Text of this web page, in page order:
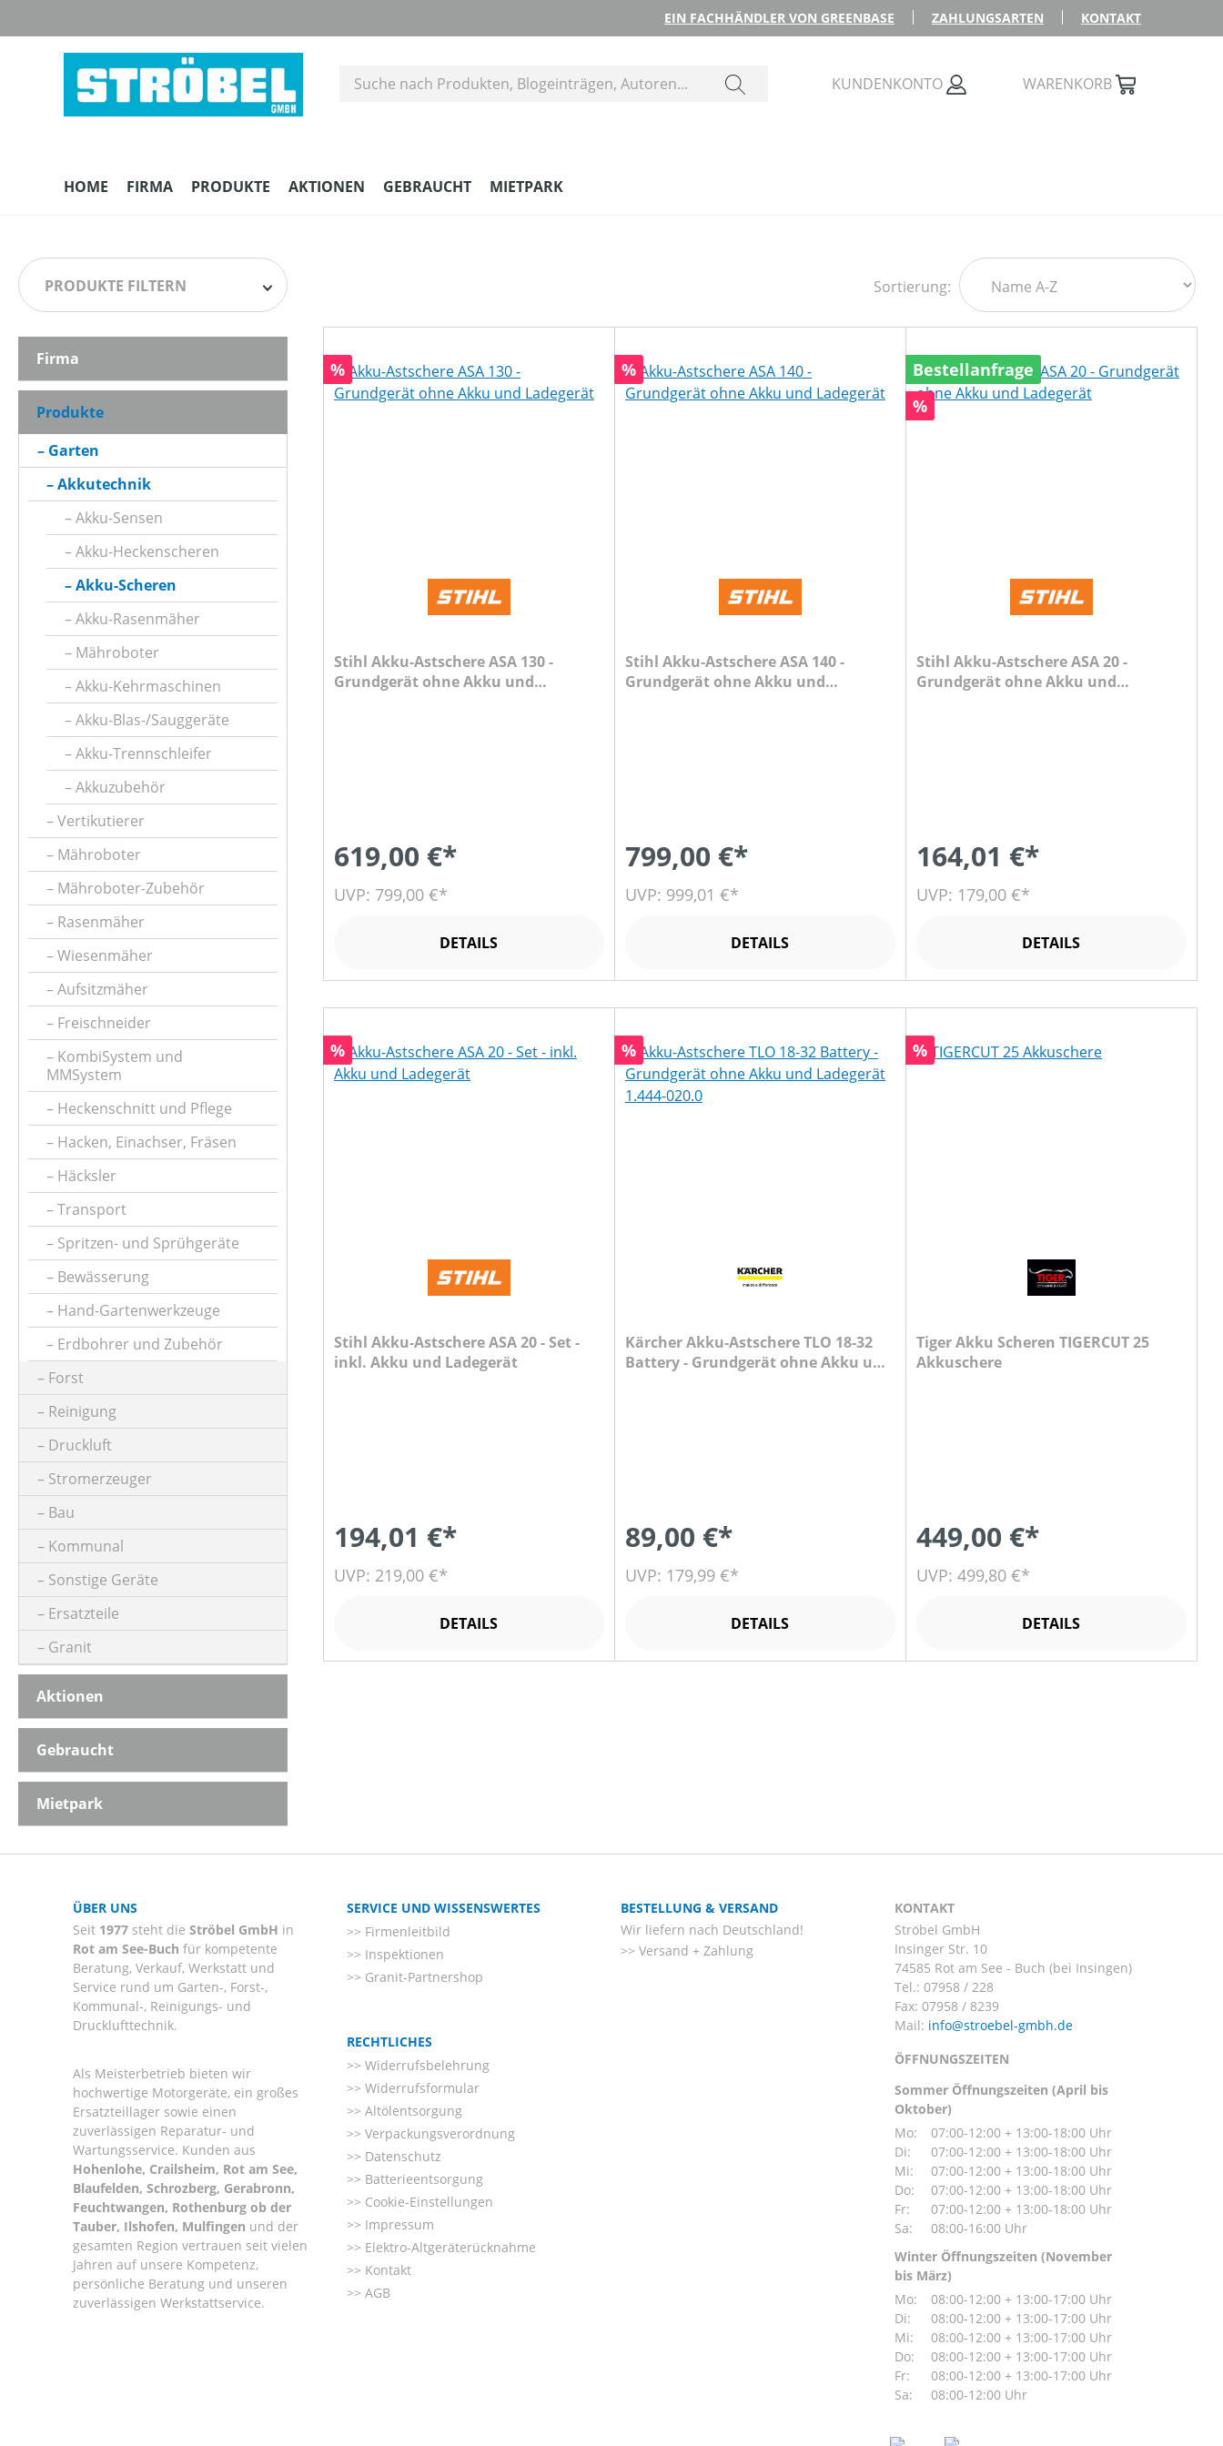
EIN FACHHÄNDLER VON GREENBASE ZAHLUNGSARTEN KONTAKT
KUNDENKONTO WARENKORB
HOME FIRMA PRODUKTE AKTIONEN GEBRAUCHT MIETPARK
PRODUKTE FILTERN
HERSTELLER
BETRIEBSART
KLASSIFIZIERUNG
NENNSPANNUNG (IN V)
PRODUKTTYP
SCHALLDRUCKPEGEL AM OHR (IN DB(A))
SCHALLLEISTUNGSPEGEL (IN DB(A))
PREIS
Firma
Produkte
Garten
Akkutechnik
Akku-Sensen
Akku-Heckenscheren
Akku-Scheren
Akku-Rasenmäher
Mähroboter
Akku-Kehrmaschinen
Akku-Blas-/Sauggeräte
Akku-Trennschleifer
Akkuzubehör
Vertikutierer
Mähroboter
Mähroboter-Zubehör
Rasenmäher
Wiesenmäher
Aufsitzmäher
Freischneider
KombiSystem und
MMSystem
Heckenschnitt und Pflege
Hacken, Einachser, Fräsen
Häcksler
Transport
Spritzen- und Sprühgeräte
Bewässerung
Hand-Gartenwerkzeuge
Erdbohrer und Zubehör
Forst
Reinigung
Druckluft
Stromerzeuger
Bau
Kommunal
Sonstige Geräte
Ersatzteile
Granit
Aktionen
Gebraucht
Mietpark
Sortierung:
Rabatt
%
Stihl Akku-Astschere ASA 130 -
Grundgerät ohne Akku und
619,00 €*
UVP: 799,00 €*
DETAILS
Rabatt
%
Stihl Akku-Astschere ASA 140 -
Grundgerät ohne Akku und
799,00 €*
UVP: 999,01 €*
DETAILS
Bestellanfrage
Rabatt
%
Stihl Akku-Astschere ASA 20 -
Grundgerät ohne Akku und
164,01 €*
UVP: 179,00 €*
DETAILS
Rabatt
%
Stihl Akku-Astschere ASA 20 - Set -
inkl. Akku und Ladegerät
194,01 €*
UVP: 219,00 €*
DETAILS
Rabatt
%
Kärcher Akku-Astschere TLO 18-32
Battery - Grundgerät ohne Akku und
89,00 €*
UVP: 179,99 €*
DETAILS
Rabatt
%
Tiger Akku Scheren TIGERCUT 25
Akkuschere
449,00 €*
UVP: 499,80 €*
DETAILS
ÜBER UNS
Seit 1977 steht die Ströbel GmbH in
Rot am See-Buch für kompetente
Beratung, Verkauf, Werkstatt und
Service rund um Garten-, Forst-,
Kommunal-, Reinigungs- und
Drucklufttechnik.
Als Meisterbetrieb bieten wir
hochwertige Motorgeräte, ein großes
Ersatzteillager sowie einen
zuverlässigen Reparatur- und
Wartungsservice. Kunden aus
Hohenlohe, Crailsheim, Rot am See,
Blaufelden, Schrozberg, Gerabronn,
Feuchtwangen, Rothenburg ob der
Tauber, Ilshofen, Mulfingen und der
gesamten Region vertrauen seit vielen
Jahren auf unsere Kompetenz,
persönliche Beratung und unseren
zuverlässigen Werkstattservice.
SERVICE UND WISSENSWERTES
Firmenleitbild
Inspektionen
Granit-Partnershop
RECHTLICHES
Widerrufsbelehrung
Widerrufsformular
Altölentsorgung
Verpackungsverordnung
Datenschutz
Batterieentsorgung
Cookie-Einstellungen
Impressum
Elektro-Altgeräterücknahme
Kontakt
AGB
BESTELLUNG & VERSAND
Wir liefern nach Deutschland!
Versand + Zahlung
KONTAKT
Ströbel GmbH
Insinger Str. 10
74585 Rot am See - Buch (bei Insingen)
Tel.: 07958 / 228
Fax: 07958 / 8239
Mail:
ÖFFNUNGSZEITEN
Sommer Öffnungszeiten (April bis
Oktober)
Mo:
07:00-12:00 + 13:00-18:00 Uhr
Di:
07:00-12:00 + 13:00-18:00 Uhr
Mi:
07:00-12:00 + 13:00-18:00 Uhr
Do:
07:00-12:00 + 13:00-18:00 Uhr
Fr:
07:00-12:00 + 13:00-18:00 Uhr
Sa:
08:00-16:00 Uhr
Winter Öffnungszeiten (November
bis März)
Mo:
08:00-12:00 + 13:00-17:00 Uhr
Di:
08:00-12:00 + 13:00-17:00 Uhr
Mi:
08:00-12:00 + 13:00-17:00 Uhr
Do:
08:00-12:00 + 13:00-17:00 Uhr
Fr:
08:00-12:00 + 13:00-17:00 Uhr
Sa:
08:00-12:00 Uhr